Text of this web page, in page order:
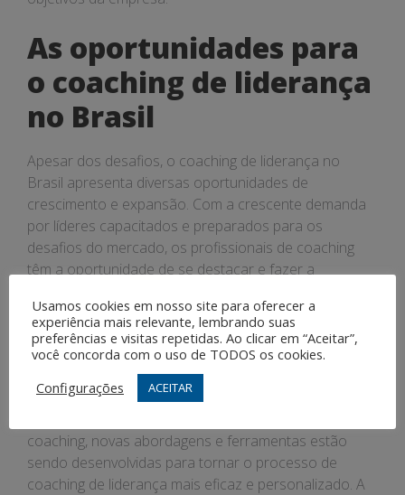
As oportunidades para
o coaching de liderança
no Brasil
Apesar dos desafios, o coaching de liderança no
Brasil apresenta diversas oportunidades de
crescimento e expansão. Com a crescente demanda
por líderes capacitados e preparados para os
desafios do mercado, os profissionais de coaching
têm a oportunidade de se destacar e fazer a
As inovações no
coaching de liderança
coaching, novas abordagens e ferramentas estão
sendo desenvolvidas para tornar o processo de
coaching de liderança mais eficaz e personalizado. A
Usamos cookies em nosso site para oferecer a
experiência mais relevante, lembrando suas
preferências e visitas repetidas. Ao clicar em “Aceitar”,
você concorda com o uso de TODOS os cookies.
Configurações
ACEITAR